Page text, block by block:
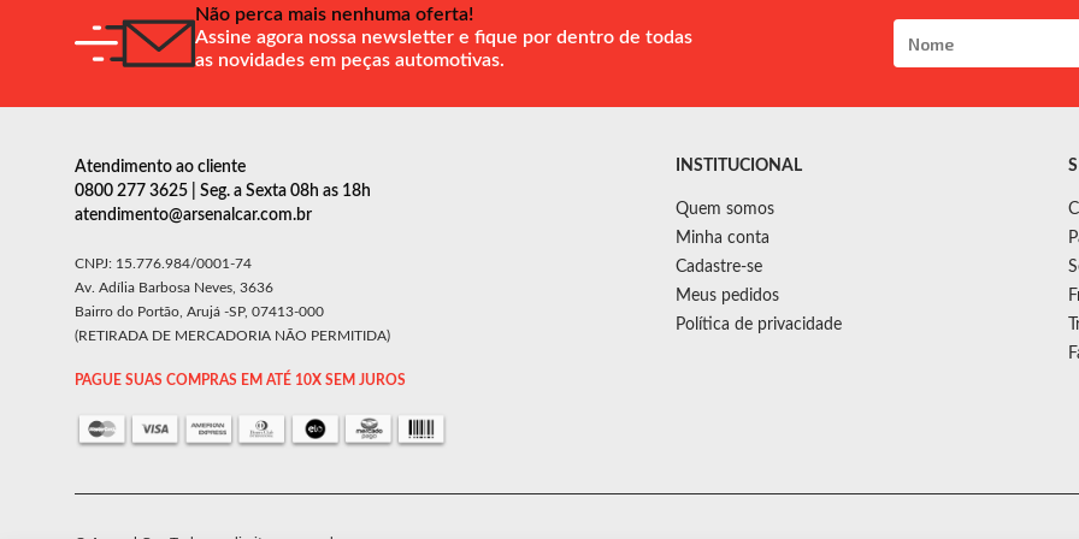
Não perca mais nenhuma oferta!
Assine agora nossa newsletter e fique por dentro de todas
as novidades em peças automotivas.
Atendimento ao cliente
0800 277 3625 | Seg. a Sexta 08h as 18h
atendimento@arsenalcar.com.br
CNPJ: 15.776.984/0001-74
Av. Adília Barbosa Neves, 3636
Bairro do Portão, Arujá -SP, 07413-000
(RETIRADA DE MERCADORIA NÃO PERMITIDA)
PAGUE SUAS COMPRAS EM ATÉ 10X SEM JUROS
INSTITUCIONAL
Quem somos
Minha conta
Cadastre-se
Meus pedidos
Política de privacidade